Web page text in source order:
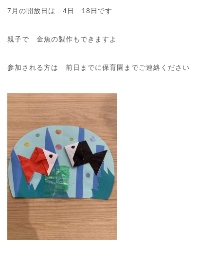
7月の開放日は 4日 18日です
親子で 金魚の製作もできますよ
参加される方は 前日までに保育園までご連絡ください